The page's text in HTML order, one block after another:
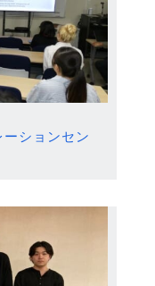
ションセン